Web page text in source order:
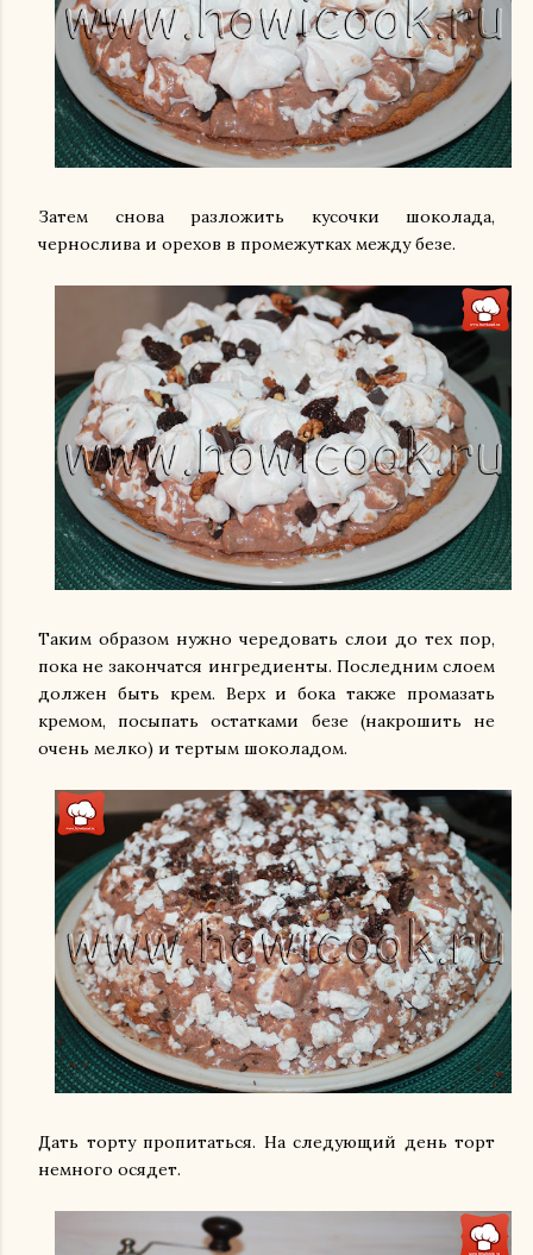
Затем снова разложить кусочки шоколада,
чернослива и орехов в промежутках между безе.
Таким образом нужно чередовать слои до тех пор,
пока не закончатся ингредиенты. Последним слоем
должен быть крем. Верх и бока также промазать
кремом, посыпать остатками безе (накрошить не
очень мелко) и тертым шоколадом.
Дать торту пропитаться. На следующий день торт
немного осядет.